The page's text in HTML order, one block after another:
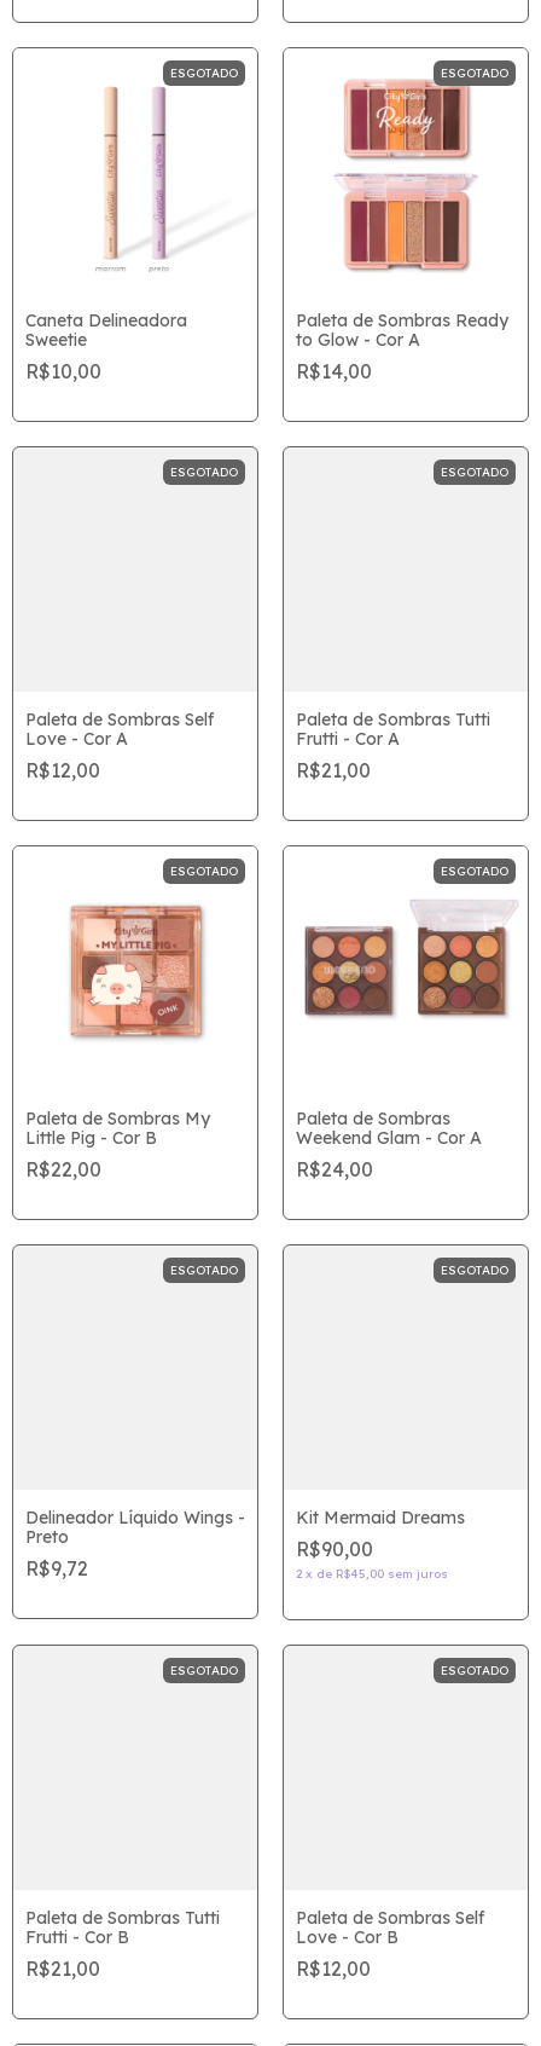
ESGOTADO
Caneta Delineadora
Sweetie
R$10,00
ESGOTADO
Paleta de Sombras Ready
to Glow - Cor A
R$14,00
ESGOTADO
Paleta de Sombras Self
Love - Cor A
R$12,00
ESGOTADO
Paleta de Sombras Tutti
Frutti - Cor A
R$21,00
ESGOTADO
Paleta de Sombras My
Little Pig - Cor B
R$22,00
ESGOTADO
Paleta de Sombras
Weekend Glam - Cor A
R$24,00
ESGOTADO
Delineador Líquido Wings -
Preto
R$9,72
ESGOTADO
Kit Mermaid Dreams
R$90,00
2 x de R$45,00 sem juros
ESGOTADO
Paleta de Sombras Tutti
Frutti - Cor B
R$21,00
ESGOTADO
Paleta de Sombras Self
Love - Cor B
R$12,00